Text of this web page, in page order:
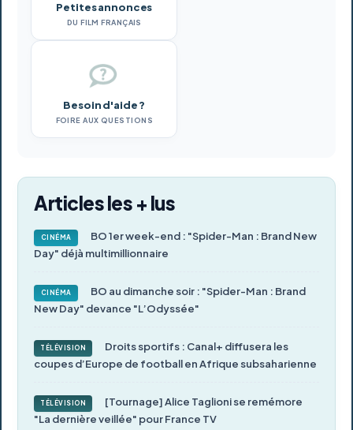
Petites annonces
DU FILM FRANÇAIS
Besoin d'aide ?
FOIRE AUX QUESTIONS
Articles les + lus
CINÉMA
BO 1er week-end : "Spider-Man : Brand New
Day" déjà multimillionnaire
CINÉMA
BO au dimanche soir : "Spider-Man : Brand
New Day" devance "L’Odyssée"
TÉLÉVISION
Droits sportifs : Canal+ diffusera les
coupes d’Europe de football en Afrique subsaharienne
TÉLÉVISION
[Tournage] Alice Taglioni se remémore
"La dernière veillée" pour France TV